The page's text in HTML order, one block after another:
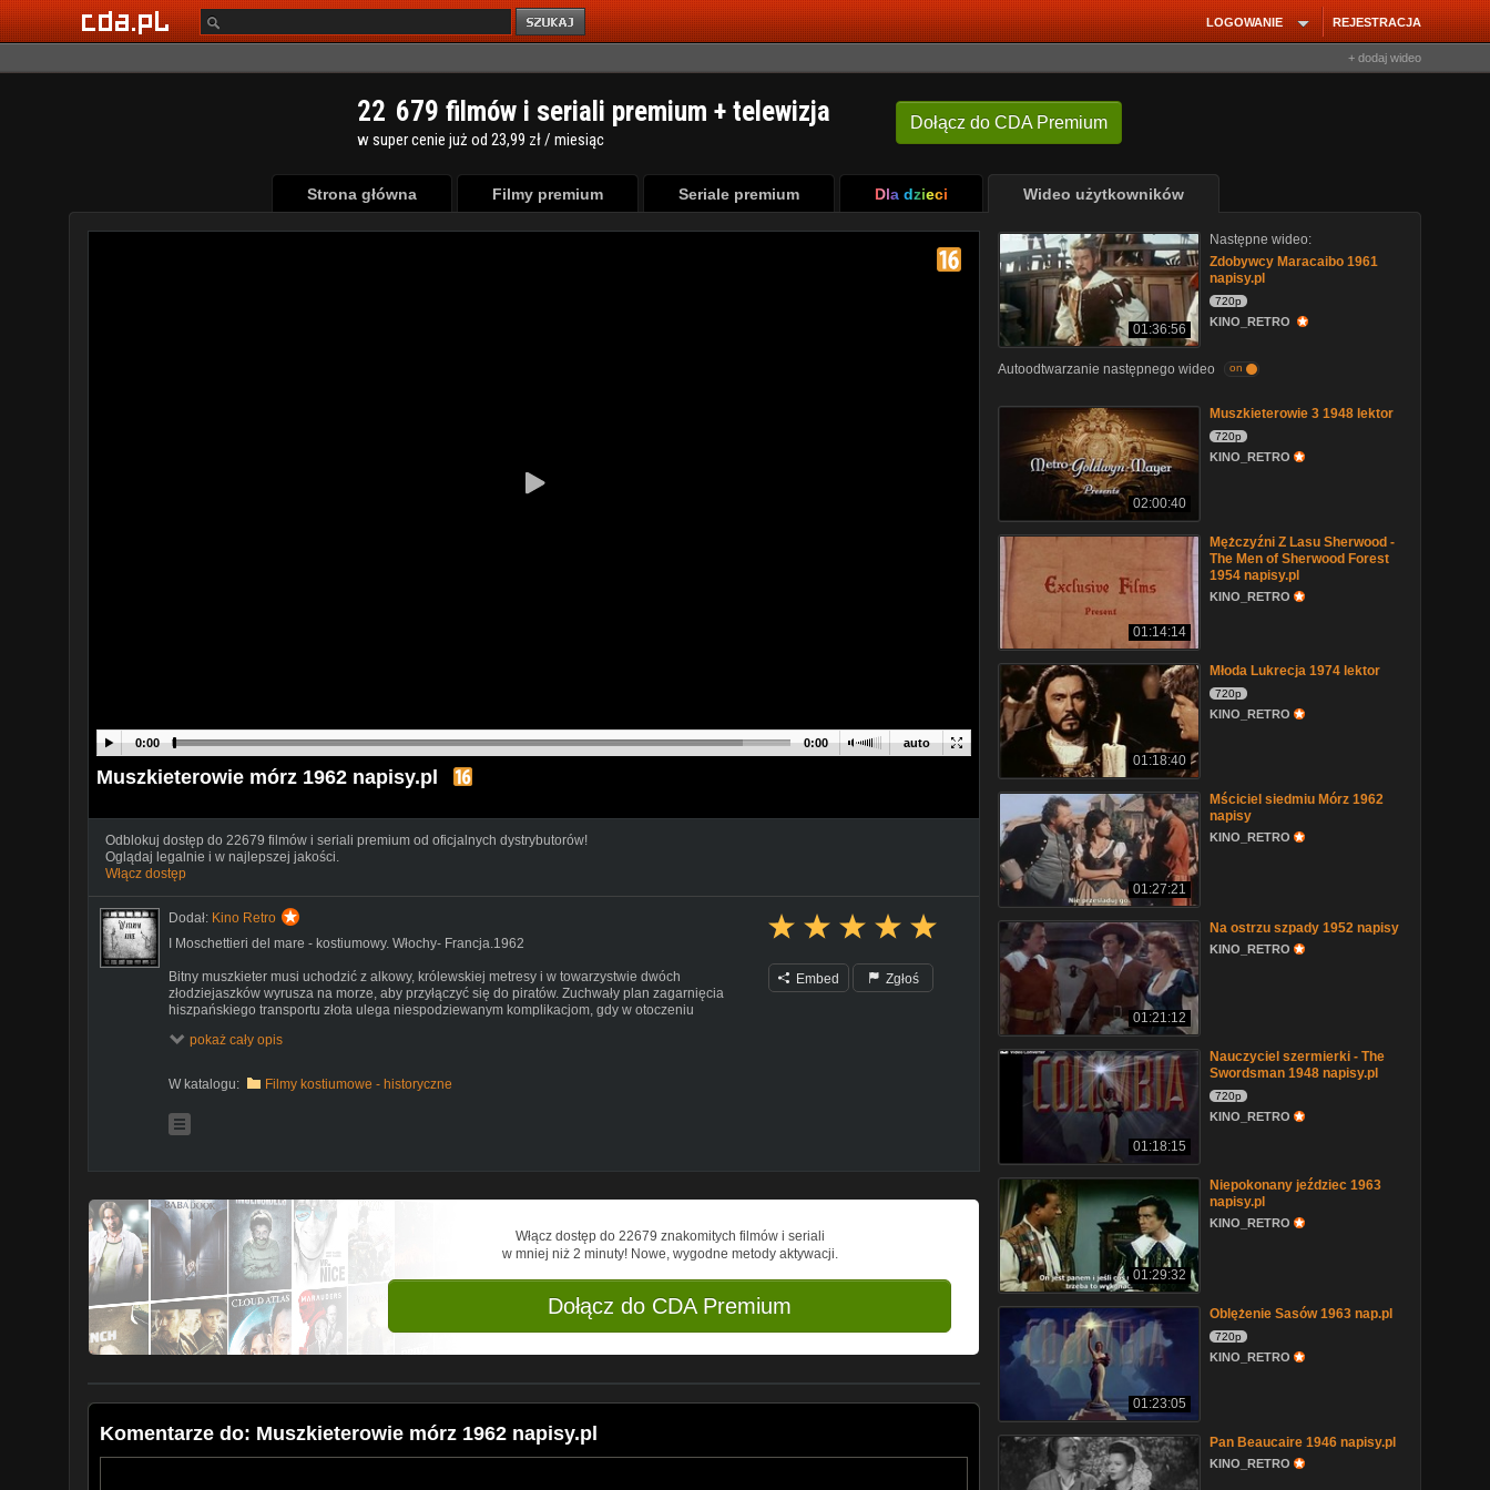
REJESTRACJA
LOGOWANIE
+ dodaj wideo
Dołącz do CDA Premium
22 679 filmów i seriali premium + telewizja
w super cenie już od 23,99 zł / miesiąc
Strona główna Filmy premium Seriale premium Dla dzieci Wideo użytkowników
auto
0:00 0:00
Muszkieterowie mórz 1962 napisy.pl
Odblokuj dostęp do 22679 filmów i seriali premium od oficjalnych dystrybutorów!
Oglądaj legalnie i w najlepszej jakości.
Włącz dostęp
Dodał: Kino Retro
I Moschettieri del mare - kostiumowy. Włochy- Francja.1962
Bitny muszkieter musi uchodzić z alkowy, królewskiej metresy i w towarzystwie dwóch
złodziejaszków wyrusza na morze, aby przyłączyć się do piratów. Zuchwały plan zagarnięcia
hiszpańskiego transportu złota ulega niespodziewanym komplikacjom, gdy w otoczeniu
(podwójna rola Anny Marii Pierangeli), córki gubernatora Maracaibo...
pokaż cały opis
W katalogu: Filmy kostiumowe - historyczne
Embed Zgłoś
Włącz dostęp do 22679 znakomitych filmów i seriali
w mniej niż 2 minuty! Nowe, wygodne metody aktywacji.
Dołącz do CDA Premium
Komentarze do: Muszkieterowie mórz 1962 napisy.pl
01:36:56
Następne wideo:
Zdobywcy Maracaibo 1961
napisy.pl
720p
KINO_RETRO
Autoodtwarzanie następnego wideo on
02:00:40
Muszkieterowie 3 1948 lektor
720p
KINO_RETRO
01:14:14
Mężczyźni Z Lasu Sherwood -
The Men of Sherwood Forest
1954 napisy.pl
KINO_RETRO
01:18:40
Młoda Lukrecja 1974 lektor
720p
KINO_RETRO
01:27:21
Mściciel siedmiu Mórz 1962
napisy
KINO_RETRO
01:21:12
Na ostrzu szpady 1952 napisy
KINO_RETRO
01:18:15
Nauczyciel szermierki - The
Swordsman 1948 napisy.pl
720p
KINO_RETRO
01:29:32
Niepokonany jeździec 1963
napisy.pl
KINO_RETRO
01:23:05
Oblężenie Sasów 1963 nap.pl
720p
KINO_RETRO
Pan Beaucaire 1946 napisy.pl
KINO_RETRO